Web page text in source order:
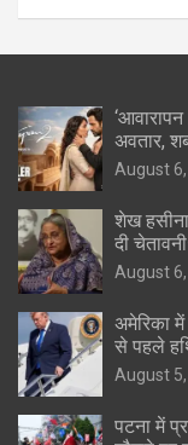
अवतार,
August
शेख
दी
August
अमेरिका
से पहले
August
पटना में